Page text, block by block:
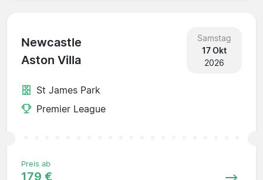
Newcastle
Aston Villa
Samstag
17 Okt
2026
St James Park
Premier League
Preis ab
179 €